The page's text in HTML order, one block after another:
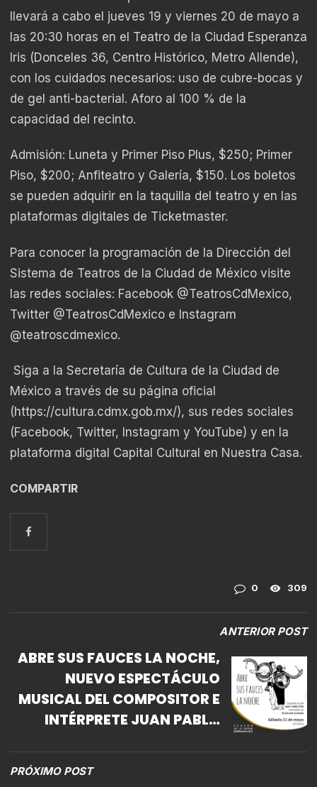
llevará a cabo el jueves 19 y viernes 20 de mayo a
las 20:30 horas en el Teatro de la Ciudad Esperanza
Iris (Donceles 36, Centro Histórico, Metro Allende),
con los cuidados necesarios: uso de cubre-bocas y
de gel anti-bacterial. Aforo al 100 % de la
capacidad del recinto.
Admisión: Luneta y Primer Piso Plus, $250; Primer
Piso, $200; Anfiteatro y Galería, $150. Los boletos
se pueden adquirir en la taquilla del teatro y en las
plataformas digitales de Ticketmaster.
Para conocer la programación de la Dirección del
Sistema de Teatros de la Ciudad de México visite
las redes sociales: Facebook @TeatrosCdMexico,
Twitter @TeatrosCdMexico e Instagram
@teatroscdmexico.
Siga a la Secretaría de Cultura de la Ciudad de
México a través de su página oficial
(https://cultura.cdmx.gob.mx/), sus redes sociales
(Facebook, Twitter, Instagram y YouTube) y en la
plataforma digital Capital Cultural en Nuestra Casa.
COMPARTIR
0 309
ANTERIOR POST
ABRE SUS FAUCES LA NOCHE,
NUEVO ESPECTÁCULO
MUSICAL DEL COMPOSITOR E
INTÉRPRETE JUAN PABLO
PRÓXIMO POST